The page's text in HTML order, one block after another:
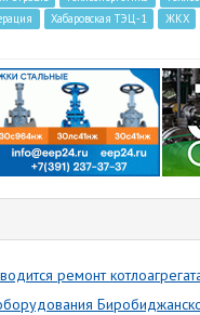
Хабаровская ТЭЦ-1 ЖКХ
ремонт